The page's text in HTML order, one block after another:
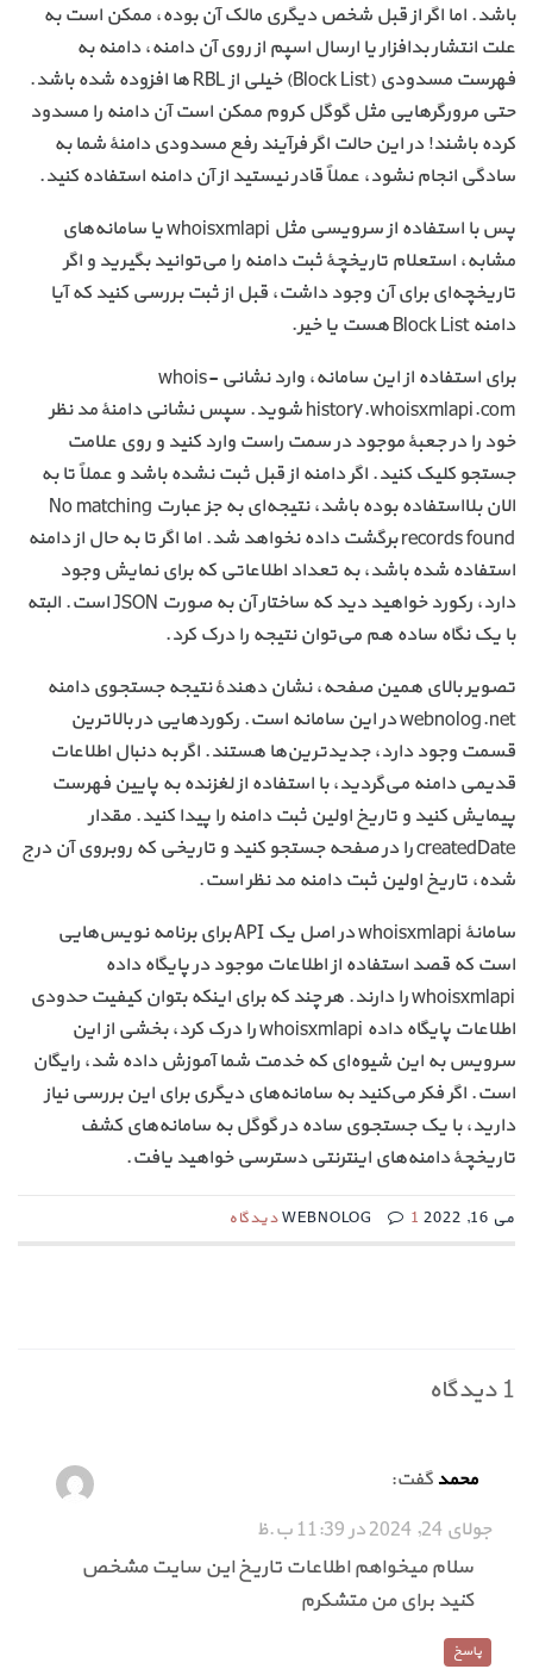
باشد. اما اگر از قبل شخص دیگری مالک آن بوده، ممکن است به
علت انتشار بدافزار یا ارسال اسپم از روی آن دامنه، دامنه به
فهرست مسدودی (Block List) خیلی از RBL ها افزوده شده باشد.
حتی مرورگرهایی مثل گوگل کروم ممکن است آن دامنه را مسدود
کرده باشند! در این حالت اگر فرآیند رفع مسدودی دامنهٔ شما به
سادگی انجام نشود، عملاً قادر نیستید از آن دامنه استفاده کنید.
پس با استفاده از سرویسی مثل whoisxmlapi یا سامانه‌های
مشابه، استعلام تاریخچهٔ ثبت دامنه را می‌توانید بگیرید و اگر
تاریخچه‌ای برای آن وجود داشت، قبل از ثبت بررسی کنید که آیا
دامنه Block List هست یا خیر.
برای استفاده از این سامانه، وارد نشانی whois-
history.whoisxmlapi.com شوید. سپس نشانی دامنهٔ مد نظر
خود را در جعبهٔ موجود در سمت راست وارد کنید و روی علامت
جستجو کلیک کنید. اگر دامنه از قبل ثبت نشده باشد و عملاً تا به
الان بلااستفاده بوده باشد، نتیجه‌ای به جز عبارت No matching
records found برگشت داده نخواهد شد. اما اگر تا به حال از دامنه
استفاده شده باشد، به تعداد اطلاعاتی که برای نمایش وجود
دارد، رکورد خواهید دید که ساختار آن به صورت JSON است. البته
با یک نگاه ساده هم می‌توان نتیجه را درک کرد.
تصویر بالای همین صفحه، نشان دهندهٔ نتیجه جستجوی دامنه
webnolog.net در این سامانه است. رکوردهایی در بالاترین
قسمت وجود دارد، جدیدترین‌ها هستند. اگر به دنبال اطلاعات
قدیمی دامنه می‌گردید، با استفاده از لغزنده به پایین فهرست
پیمایش کنید و تاریخ اولین ثبت دامنه را پیدا کنید. مقدار
createdDate را در صفحه جستجو کنید و تاریخی که روبروی آن درج
شده، تاریخ اولین ثبت دامنه مد نظر است.
سامانهٔ whoisxmlapi در اصل یک API برای برنامه نویس‌هایی
است که قصد استفاده از اطلاعات موجود در پایگاه داده
whoisxmlapi را دارند. هر چند که برای اینکه بتوان کیفیت حدودی
اطلاعات پایگاه داده whoisxmlapi را درک کرد، بخشی از این
سرویس به این شیوه‌ای که خدمت شما آموزش داده شد، رایگان
است. اگر فکر می‌کنید به سامانه‌های دیگری برای این بررسی نیاز
دارید، با یک جستجوی ساده در گوگل به سامانه‌های کشف
تاریخچهٔ دامنه‌های اینترنتی دسترسی خواهید یافت.
می 16, 2022 WEBNOLOG 1 دیدگاه
1 دیدگاه
محمدگفت:
جولای 24, 2024 در 11:39 ب.ظ
سلام میخواهم اطلاعات تاریخ این سایت مشخص
کنید برای من متشکرم
پاسخ